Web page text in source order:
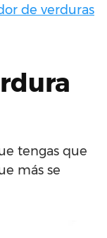
de verduras
tengas que
más se